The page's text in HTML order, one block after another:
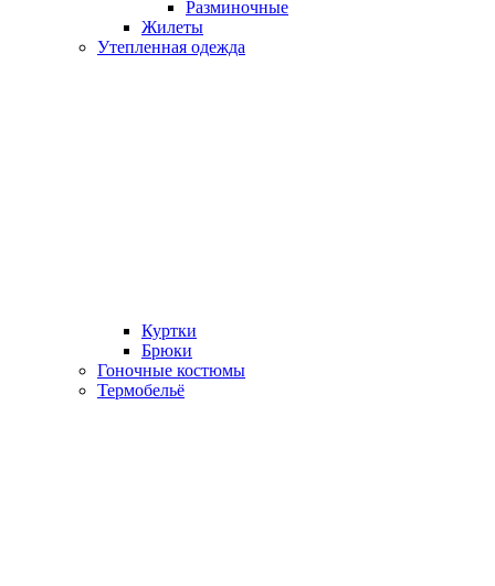
Разминочные
Жилеты
Утепленная одежда
Куртки
Брюки
Гоночные костюмы
Термобельё